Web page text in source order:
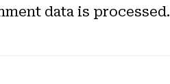
data is processed.